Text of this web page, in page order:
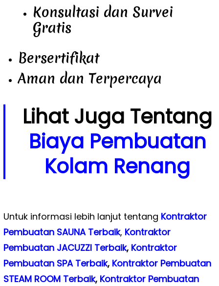
Konsultasi dan Survei
Gratis
Bersertifikat
Aman dan Terpercaya
Lihat Juga Tentang
Biaya Pembuatan
Kolam Renang
Untuk informasi lebih lanjut tentang Kontraktor
Pembuatan SAUNA Terbaik, Kontraktor
Pembuatan JACUZZI Terbaik,Kontraktor
Pembuatan SPA Terbaik,Kontraktor Pembuatan
STEAM ROOM Terbaik, Kontraktor Pembuatan